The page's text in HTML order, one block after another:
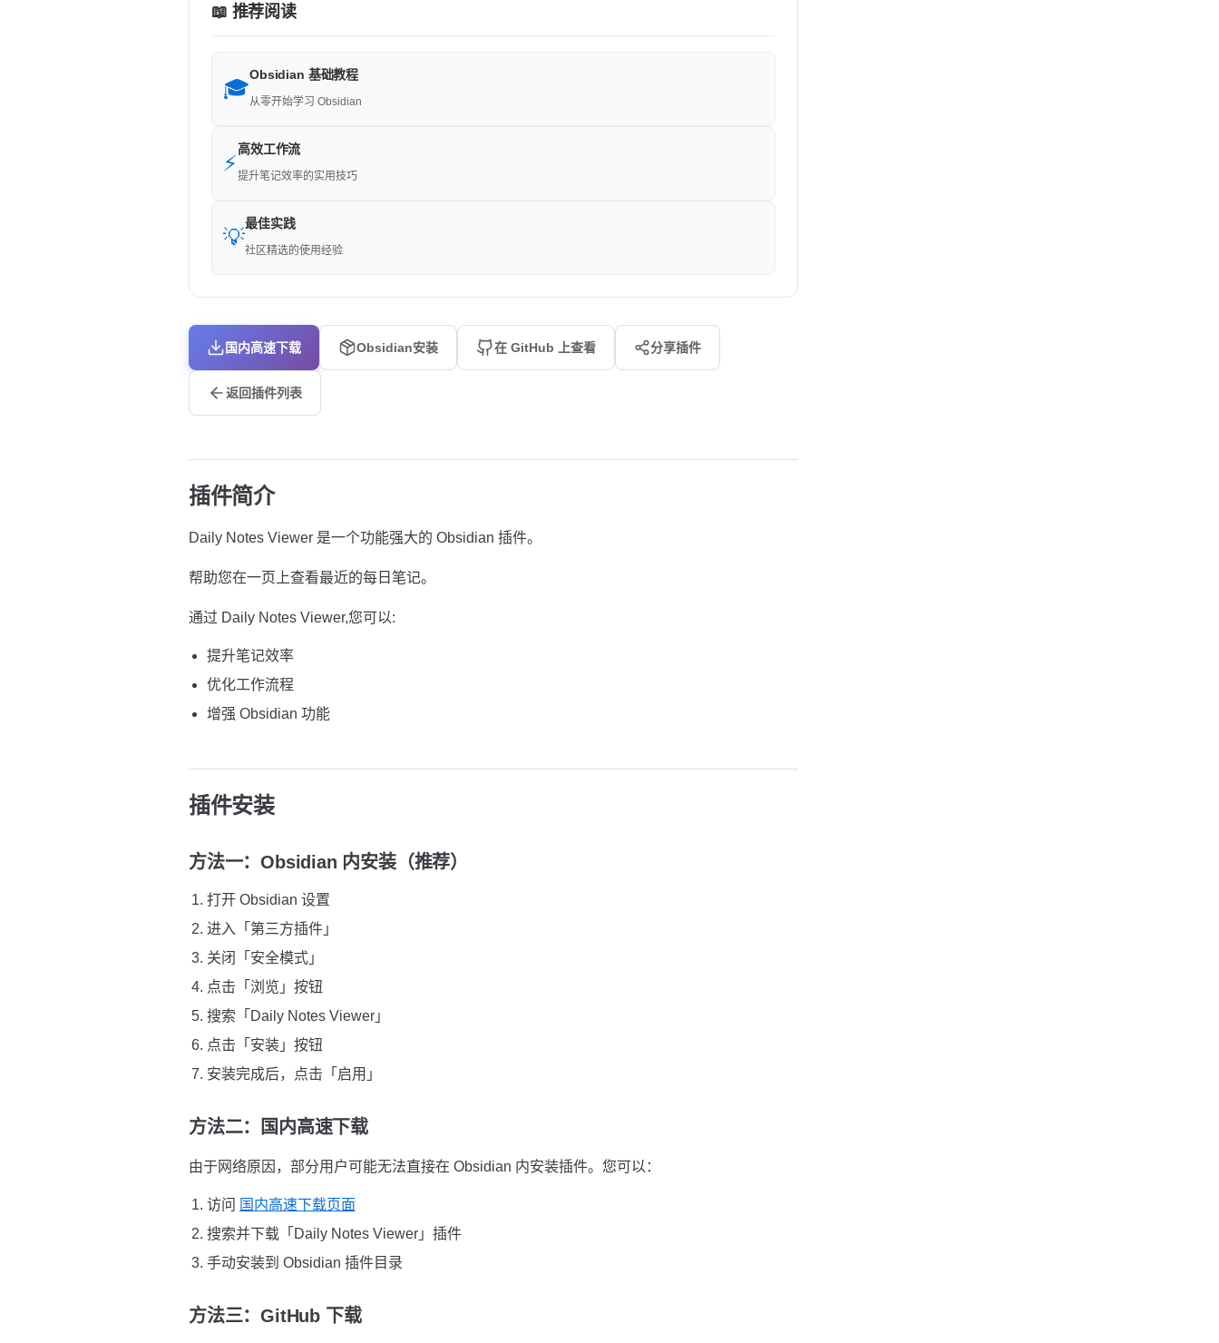
📖 推荐阅读
🎓
Obsidian 基础教程
从零开始学习 Obsidian
⚡
高效工作流
提升笔记效率的实用技巧
💡
最佳实践
社区精选的使用经验
国内高速下载 Obsidian安装 在 GitHub 上查看 分享插件
返回插件列表
插件简介
Daily Notes Viewer 是一个功能强大的 Obsidian 插件。
帮助您在一页上查看最近的每日笔记。
通过 Daily Notes Viewer,您可以:
提升笔记效率
优化工作流程
增强 Obsidian 功能
插件安装
方法一：Obsidian 内安装（推荐）
打开 Obsidian 设置
进入「第三方插件」
关闭「安全模式」
点击「浏览」按钮
搜索「Daily Notes Viewer」
点击「安装」按钮
安装完成后，点击「启用」
方法二：国内高速下载
由于网络原因，部分用户可能无法直接在 Obsidian 内安装插件。您可以：
访问 国内高速下载页面
搜索并下载「Daily Notes Viewer」插件
手动安装到 Obsidian 插件目录
方法三：GitHub 下载